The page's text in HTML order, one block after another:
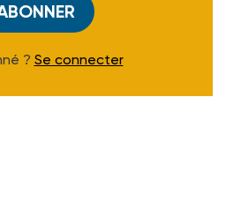
? Se connecter